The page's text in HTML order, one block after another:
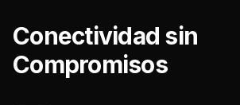
Conectividad sin
Compromisos